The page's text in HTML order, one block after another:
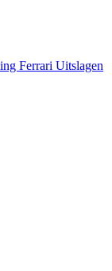
Ferrari Uitslagen